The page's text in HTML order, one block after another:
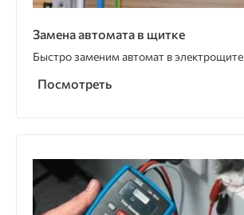
Замена автомата в щитке
Быстро заменим автомат в электрощите
Посмотреть